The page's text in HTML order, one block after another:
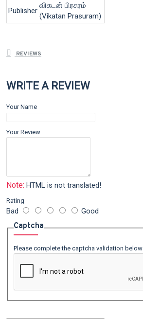
Publisher
விகடன் பிரசுரம்
(Vikatan Prasuram)
REVIEWS
WRITE A REVIEW
Your Name
Your Review
Note: HTML is not translated!
Rating
Bad Good
Captcha
Please complete the captcha validation below